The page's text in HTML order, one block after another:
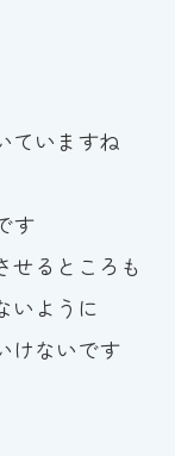
ていますね
す
せるところも
いように
けないです